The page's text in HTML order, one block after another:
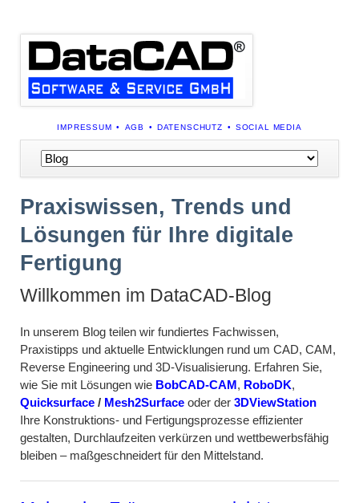
NAVIGATION
ÜBERSPRINGEN
IMPRESSUM AGB DATENSCHUTZ SOCIAL MEDIA
Navigation
überspringen
Praxiswissen, Trends und
Lösungen für Ihre digitale
Fertigung
Willkommen im DataCAD-Blog
In unserem Blog teilen wir fundiertes Fachwissen,
Praxistipps und aktuelle Entwicklungen rund um CAD, CAM,
Reverse Engineering und 3D-Visualisierung. Erfahren Sie,
wie Sie mit Lösungen wie BobCAD-CAM, RoboDK,
Quicksurface/ Mesh2Surfaceoder der 3DViewStation
Ihre Konstruktions- und Fertigungsprozesse effizienter
gestalten, Durchlaufzeiten verkürzen und wettbewerbsfähig
bleiben – maßgeschneidert für den Mittelstand.